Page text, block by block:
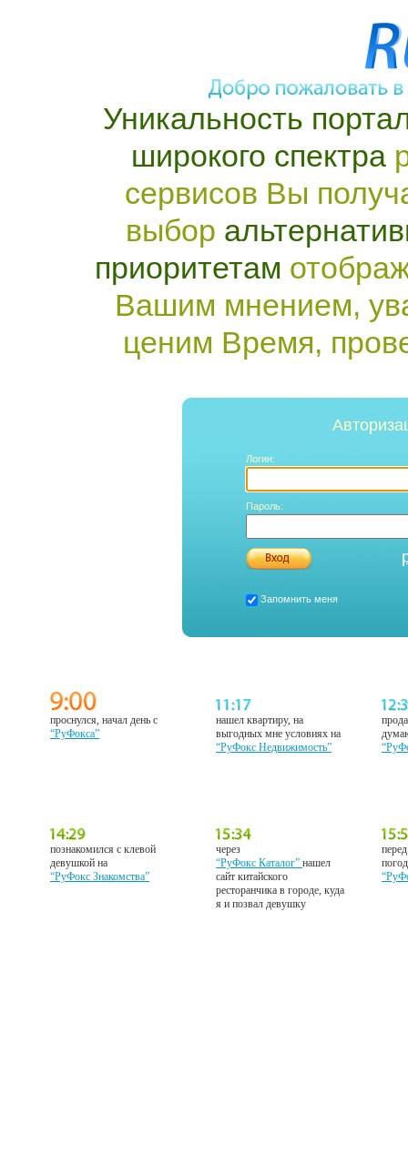
Уникальность
широкого спектра
сервисов Вы
выбор
приоритетам
Вашим мнением,
ценим Время,
Логин:
Пароль:
Запомнить меня
проснулся, начал день с
“РуФокса”
нашел квартиру, на
выгодных мне условиях на
“РуФокс Недвижимость”
познакомился с клевой
девушкой на
“РуФокс Знакомства”
через
“РуФокс Каталог”нашел
сайт китайского
ресторанчика в городе, куда
я и позвал девушку